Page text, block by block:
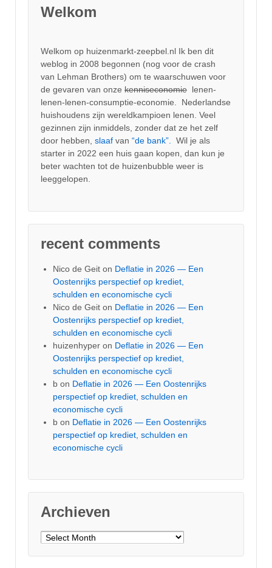
Welkom
Welkom op huizenmarkt-zeepbel.nl Ik ben dit
weblog in 2008 begonnen (nog voor de crash
van Lehman Brothers) om te waarschuwen voor
de gevaren van onze kenniseconomie lenen-
lenen-lenen-consumptie-economie. Nederlandse
huishoudens zijn wereldkampioen lenen. Veel
gezinnen zijn inmiddels, zonder dat ze het zelf
door hebben, slaaf van “de bank”.
Wil je als
starter in 2022 een huis gaan kopen, dan kun je
beter wachten tot de huizenbubble weer is
leeggelopen.
recent comments
Nico de Geit on Deflatie in 2026 — Een
Oostenrijks perspectief op krediet,
schulden en economische cycli
Nico de Geit on Deflatie in 2026 — Een
Oostenrijks perspectief op krediet,
schulden en economische cycli
huizenhyper on Deflatie in 2026 — Een
Oostenrijks perspectief op krediet,
schulden en economische cycli
b on Deflatie in 2026 — Een Oostenrijks
perspectief op krediet, schulden en
economische cycli
b on Deflatie in 2026 — Een Oostenrijks
perspectief op krediet, schulden en
economische cycli
Archieven
Archieven